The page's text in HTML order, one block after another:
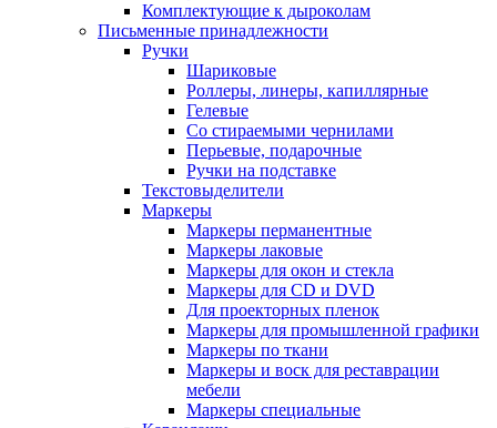
Комплектующие к дыроколам
Письменные принадлежности
Ручки
Шариковые
Роллеры, линеры, капиллярные
Гелевые
Со стираемыми чернилами
Перьевые, подарочные
Ручки на подставке
Текстовыделители
Маркеры
Маркеры перманентные
Маркеры лаковые
Маркеры для окон и стекла
Маркеры для CD и DVD
Для проекторных пленок
Маркеры для промышленной графики
Маркеры по ткани
Маркеры и воск для реставрации
мебели
Маркеры специальные